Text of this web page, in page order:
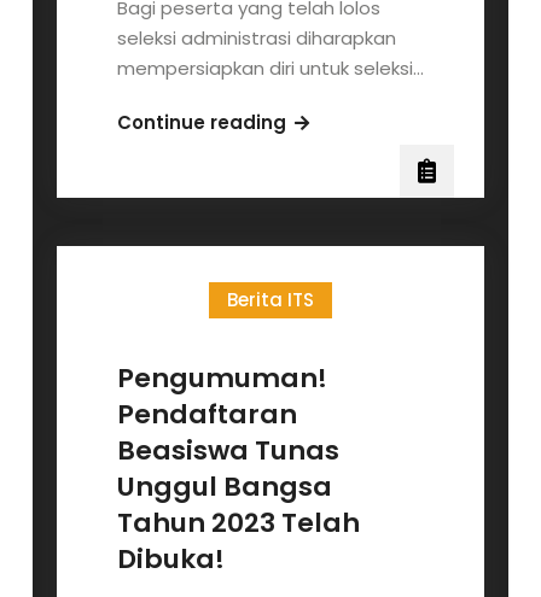
Bagi peserta yang telah lolos
seleksi administrasi diharapkan
mempersiapkan diri untuk seleksi…
Continue readingPengumuman
Beasiswa
Tunas
Tahun
2023
Berita ITS
Pengumuman!
Pendaftaran
Beasiswa Tunas
Unggul Bangsa
Tahun 2023 Telah
Dibuka!